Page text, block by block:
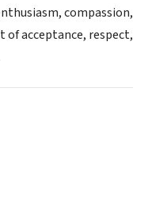
compassion,
acceptance, respect,